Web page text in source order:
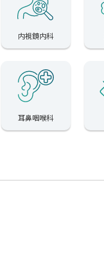
内視鏡内科
耳鼻咽喉科